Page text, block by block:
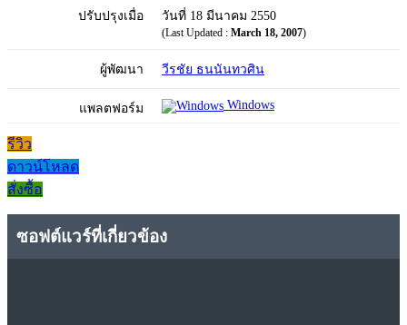
ปรับปรุงเมื่อ วันที่ 18 มีนาคม 2550
(Last Updated : March 18, 2007)
ผู้พัฒนา วีรชัย ธนนันทวศิน
แพลตฟอร์ม Windows
รีวิว
ดาวน์โหลด
สั่งซื้อ
ซอฟต์แวร์ที่เกี่ยวข้อง